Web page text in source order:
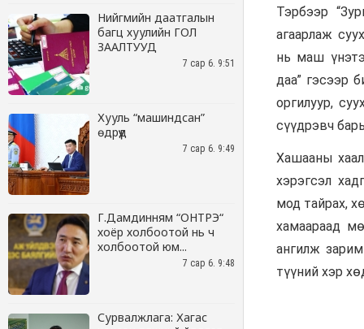
Нийгмийн даатгалын
багц хуулийн ГОЛ
ЗААЛТУУД
7 сар 6. 9:51
Хууль “машиндсан”
өдрүүд
7 сар 6. 9:49
Г.Дамдинням “ОНТРЭ“
хоёр холбоотой нь ч
холбоотой юм...
7 сар 6. 9:48
Сурвалжлага: Хагас